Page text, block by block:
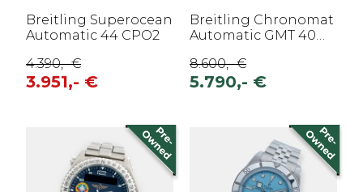
Breitling Superocean
Automatic 44 CPO2
3.951,- €
4.390,- €
Breitling Chronomat
Automatic GMT 40
5.790,- €
8.600,- €